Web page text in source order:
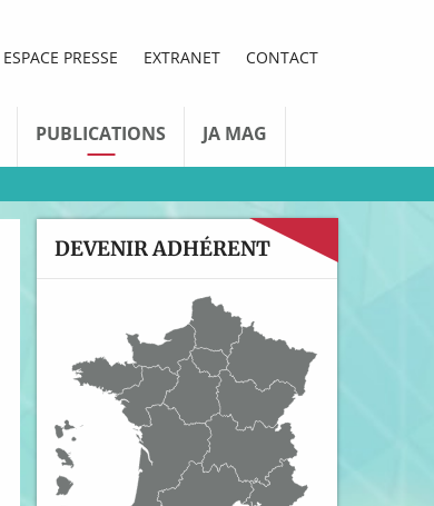
ESPACE PRESSE EXTRANET CONTACT
PUBLICATIONS JA MAG
DEVENIR ADHÉRENT